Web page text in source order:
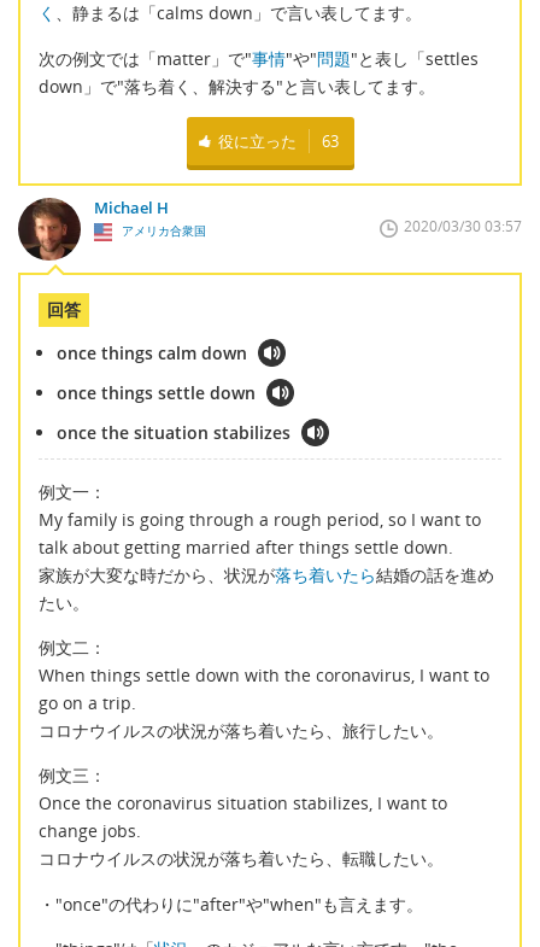
く 、静まるは「calms down」で言い表してます。
次の例文では「matter」で"事情"や"問題"と表し「settles
down」で"落ち着く、解決する"と言い表してます。
役に立った 63
Michael H
アメリカ合衆国 2020/03/30 03:57
回答
once things calm down
once things settle down
once the situation stabilizes
例文一：
My family is going through a rough period, so I want to
talk about getting married after things settle down.
家族が大変な時だから、状況が落ち着いたら結婚の話を進め
たい。
例文二：
When things settle down with the coronavirus, I want to
go on a trip.
コロナウイルスの状況が落ち着いたら、旅行したい。
例文三：
Once the coronavirus situation stabilizes, I want to
change jobs.
コロナウイルスの状況が落ち着いたら、転職したい。
・"once"の代わりに"after"や"when"も言えます。